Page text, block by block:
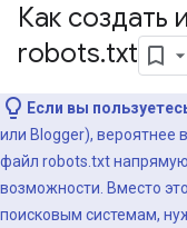
Как создать
robots.txt
Если вы
или Blogger), вероятнее
файл robots.txt
возможности. Вместо
поисковым системам,